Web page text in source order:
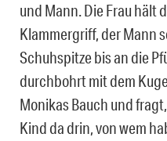
und Mann. Die Frau hält
Klammergriff, der Mann
Schuhspitze bis an die
durchbohrt mit dem
Monikas Bauch und
Kind da drin, von wem